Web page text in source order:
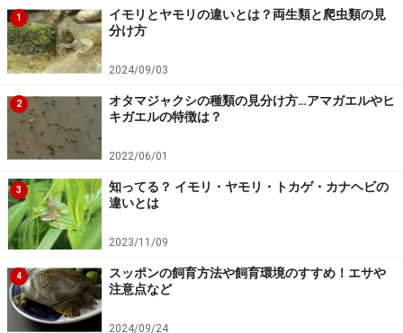
か！？
乾燥ちがう感想
一言「素晴らしき哉、B級ホラー！」って感じです。
タイの映画って初めて見たんですが、ある意味新鮮でし
た。映画のレビューなんて初めてだし、何よりもホラー
ファンと呼ばれる方たちが、どのような魅力をホラー映
画に期待をしているのか、よくわからないので（いや、
わかりたいとも思わないんですが）何と言えばいいのか
わからないんですが、全編「どーだ、これでもか」とた
たみ掛けるような表現の連続とでもいうんでしょうか。
1
イモリとヤモリの違いとは？両生類と爬虫類の見
分け方
2024/09/03
2
オタマジャクシの種類の見分け方…アマガエルやヒ
キガエルの特徴は？
2022/06/01
3
知ってる？ イモリ・ヤモリ・トカゲ・カナヘビの
違いとは
2023/11/09
4
スッポンの飼育方法や飼育環境のすすめ！エサや
注意点など
2024/09/24